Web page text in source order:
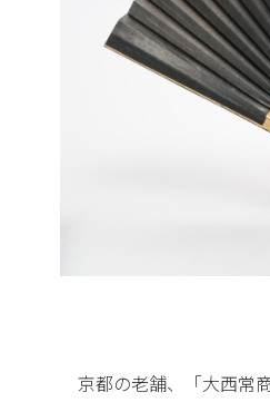
京都の老舗、「大西常